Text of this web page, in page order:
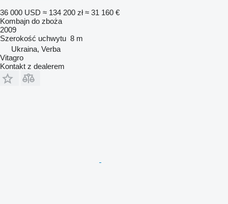
36 000 USD ≈ 134 200 zł ≈ 31 160 €
Kombajn do zboża
2009
Szerokość uchwytu 8 m
Ukraina, Verba
Vitagro
Kontakt z dealerem